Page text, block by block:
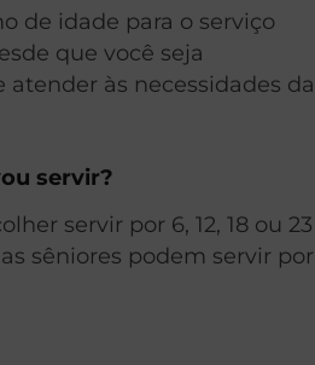
de idade para o serviço
que você seja
às necessidades da
servir?
servir por 6, 12, 18 ou 23
sêniores podem servir por